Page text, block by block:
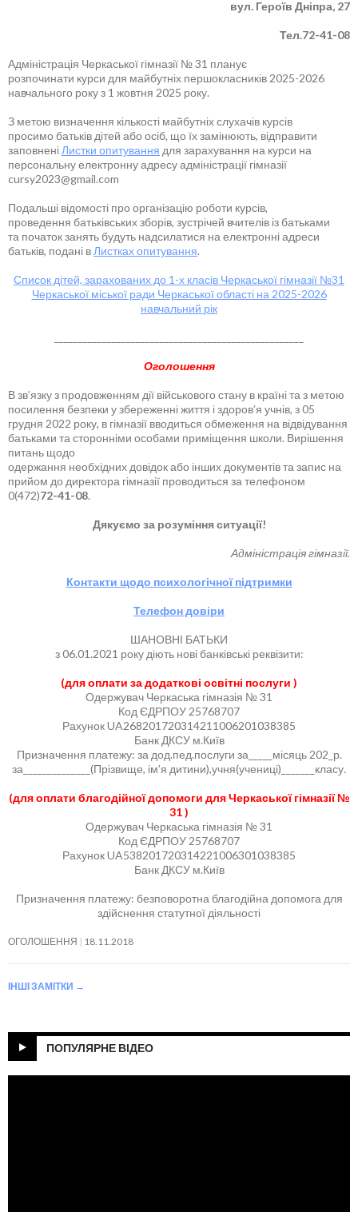
вул. Героїв Дніпра, 27
Тел.72-41-08
Адміністрація Черкаської гімназії № 31 планує
розпочинати курси для майбутніх першокласників 2025-2026
навчального року з 1 жовтня 2025 року.
З метою визначення кількості майбутніх слухачів курсів
просимо батьків дітей або осіб, що їх замінюють, відправити
заповнені Листки опитування для зарахування на курси на
персональну електронну адресу адміністрації гімназії
cursy2023@gmail.com
Подальші відомості про організацію роботи курсів,
проведення батьківських зборів, зустрічей вчителів із батьками
та початок занять будуть надсилатися на електронні адреси
батьків, подані в Листках опитування.
Список дітей, зарахованих до 1-х класів Черкаської гімназії №31
Черкаської міської ради Черкаської області на 2025-2026
навчальний рік
Оголошення
В зв’язку з продовженням дії військового стану в країні та з метою
посилення безпеки у збереженні життя і здоров’я учнів, з 05
грудня 2022 року, в гімназії вводиться обмеження на відвідування
батьками та сторонніми особами приміщення школи. Вирішення
питань щодо
одержання необхідних довідок або інших документів та запис на
прийом до директора гімназії проводиться за телефоном
0(472)72-41-08.
Дякуємо за розуміння ситуації!
Адміністрація гімназії.
Контакти щодо психологічної підтримки
Телефон довіри
ШАНОВНІ БАТЬКИ
з 06.01.2021 року діють нові банківські реквізити:
(для оплати за додаткові освітні послуги )
Одержувач Черкаська гімназія № 31
Код ЄДРПОУ 25768707
Рахунок UA268201720314211006201038385
Банк ДКСУ м.Київ
Призначення платежу: за дод.пед.послуги за_____місяць 202_р.
за______________(Прізвище, ім’я дитини),учня(учениці)_______класу.
(для оплати благодійної допомоги для Черкаської гімназії №
31 )
Одержувач Черкаська гімназія № 31
Код ЄДРПОУ 25768707
Рахунок UA538201720314221006301038385
Банк ДКСУ м.Київ
Призначення платежу: безповоротна благодійна допомога для
здійснення статутної діяльності
ОГОЛОШЕННЯ 18.11.2018
ІНШІ ЗАМІТКИ →
ПОПУЛЯРНЕ ВІДЕО